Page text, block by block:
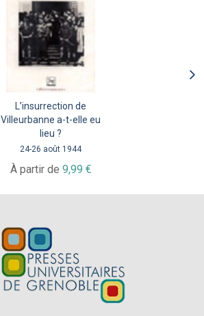
L’insurrection de
Villeurbanne a-t-elle eu
lieu ?
24-26 août 1944
À partir de 9,99 €